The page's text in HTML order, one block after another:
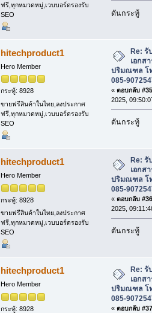
ฟรี,ทุกหมวดหมู่,เวบบอร์ดรองรับ
SEO
ดันกระทู้
hitechproduct1
Hero Member
กระทู้: 8928
ขายฟรีสินค้าในไทย,ลงประกาศ
ฟรี,ทุกหมวดหมู่,เวบบอร์ดรองรับ
SEO
Re:
เอกส
ปริมณฑล โท
085-
« ตอบกลับ
2025,
ดันกระทู้
hitechproduct1
Hero Member
กระทู้: 8928
ขายฟรีสินค้าในไทย,ลงประกาศ
ฟรี,ทุกหมวดหมู่,เวบบอร์ดรองรับ
SEO
Re:
เอกส
ปริมณฑล โท
085-
« ตอบกลับ
2025,
ดันกระทู้
hitechproduct1
Hero Member
กระทู้: 8928
Re: รั
เอกส
ปริมณฑล โท
085-
« ตอบกลับ